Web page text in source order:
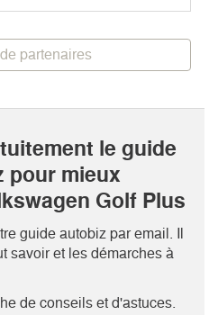
partenaires
le guide
pour mieux
Golf Plus
guide autobiz par email. Il
savoir et les démarches à
de conseils et d'astuces.